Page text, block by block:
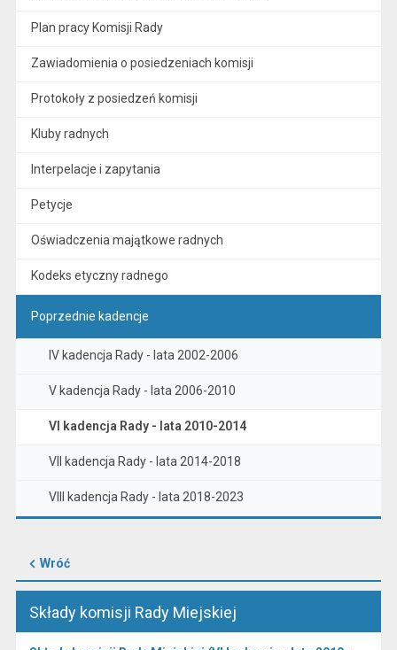
Plan pracy Komisji Rady
Zawiadomienia o posiedzeniach komisji
Protokoły z posiedzeń komisji
Kluby radnych
Interpelacje i zapytania
Petycje
Oświadczenia majątkowe radnych
Kodeks etyczny radnego
Poprzednie kadencje
IV kadencja Rady - lata 2002-2006
V kadencja Rady - lata 2006-2010
VI kadencja Rady - lata 2010-2014
VII kadencja Rady - lata 2014-2018
VIII kadencja Rady - lata 2018-2023
Wróć
Składy komisji Rady Miejskiej